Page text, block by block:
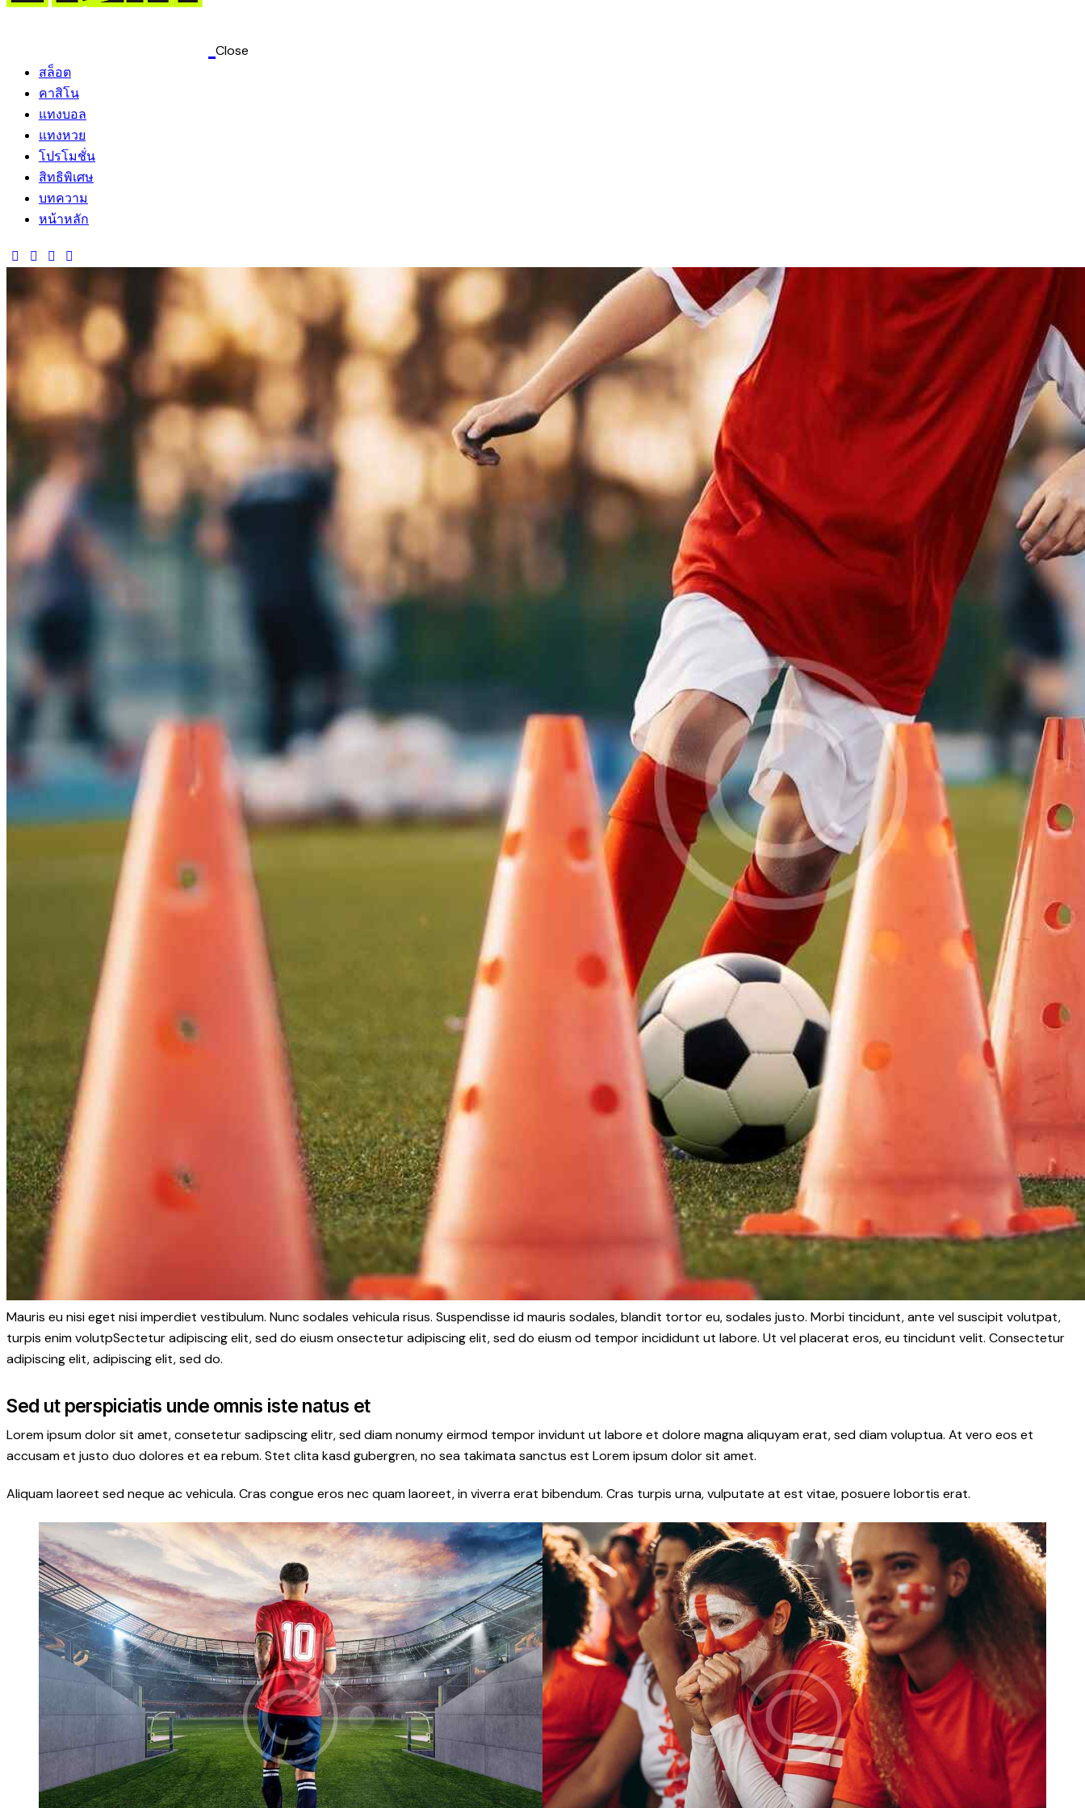
Close
สล็อต
คาสิโน
แทงบอล
แทงหวย
โปรโมชั่น
สิทธิพิเศษ
บทความ
หน้าหลัก
Mauris eu nisi eget nisi imperdiet vestibulum. Nunc sodales vehicula risus. Suspendisse id mauris sodales, blandit tortor eu, sodales justo. Morbi tincidunt, ante vel suscipit volutpat,
turpis enim volutpSectetur adipiscing elit, sed do eiusm onsectetur adipiscing elit, sed do eiusm od tempor incididunt ut labore. Ut vel placerat eros, eu tincidunt velit. Consectetur
adipiscing elit, adipiscing elit, sed do.
Sed ut perspiciatis unde omnis iste natus et
Lorem ipsum dolor sit amet, consetetur sadipscing elitr, sed diam nonumy eirmod tempor invidunt ut labore et dolore magna aliquyam erat, sed diam voluptua. At vero eos et
accusam et justo duo dolores et ea rebum. Stet clita kasd gubergren, no sea takimata sanctus est Lorem ipsum dolor sit amet.
Aliquam laoreet sed neque ac vehicula. Cras congue eros nec quam laoreet, in viverra erat bibendum. Cras turpis urna, vulputate at est vitae, posuere lobortis erat.